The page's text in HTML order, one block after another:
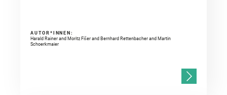
AUTOR*INNEN:
Harald Rainer and Moritz Fišer and Bernhard Rettenbacher and Martin
Schoerkmaier